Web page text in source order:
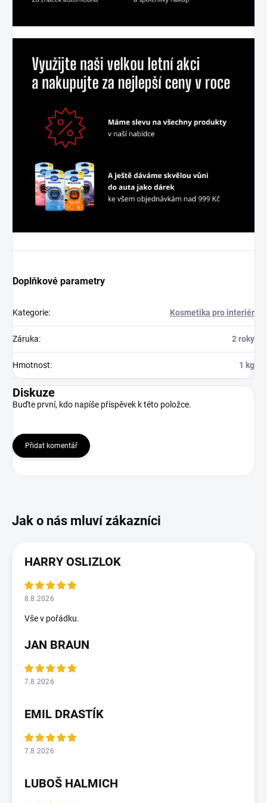
Doplňkové parametry
Kategorie: Kosmetika pro interiér
Záruka: 2 roky
Hmotnost: 1 kg
Diskuze
Buďte první, kdo napíše příspěvek k této položce.
Přidat komentář
HARRY OSLIZLOK
8.8.2026
Vše v pořádku.
JAN BRAUN
7.8.2026
EMIL DRASTÍK
7.8.2026
LUBOŠ HALMICH